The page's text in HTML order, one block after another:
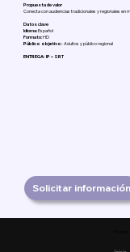
Propuesta de valor
Conecta con audiencias tradicionales y regionales en
Datos clave
Idioma:Español
Formato:HD
Público objetivo: Adultos y público regional
ENTREGA: IP – SRT
Solicitar información